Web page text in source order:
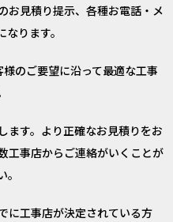
お見積り提示、各種お電話・メ
ります。
のご要望に沿って最適な工事
ます。より正確なお見積りをお
工事店からご連絡がいくことが
に工事店が決定されている方